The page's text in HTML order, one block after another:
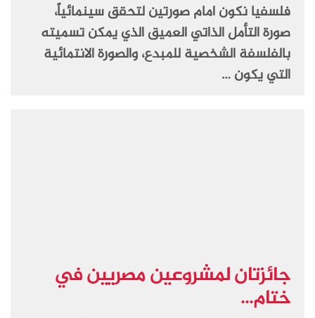
فلسفيا نكون امام صورتين لتحقق سينمائياً،
صورة التأمل الذاتي العميق الذي يمكن تسميته
بالفلسفة الشخصية للمبدع، والصورة الانتمائية
التي يكون …
جائزتان لمشروعين مصريين في
ختام...